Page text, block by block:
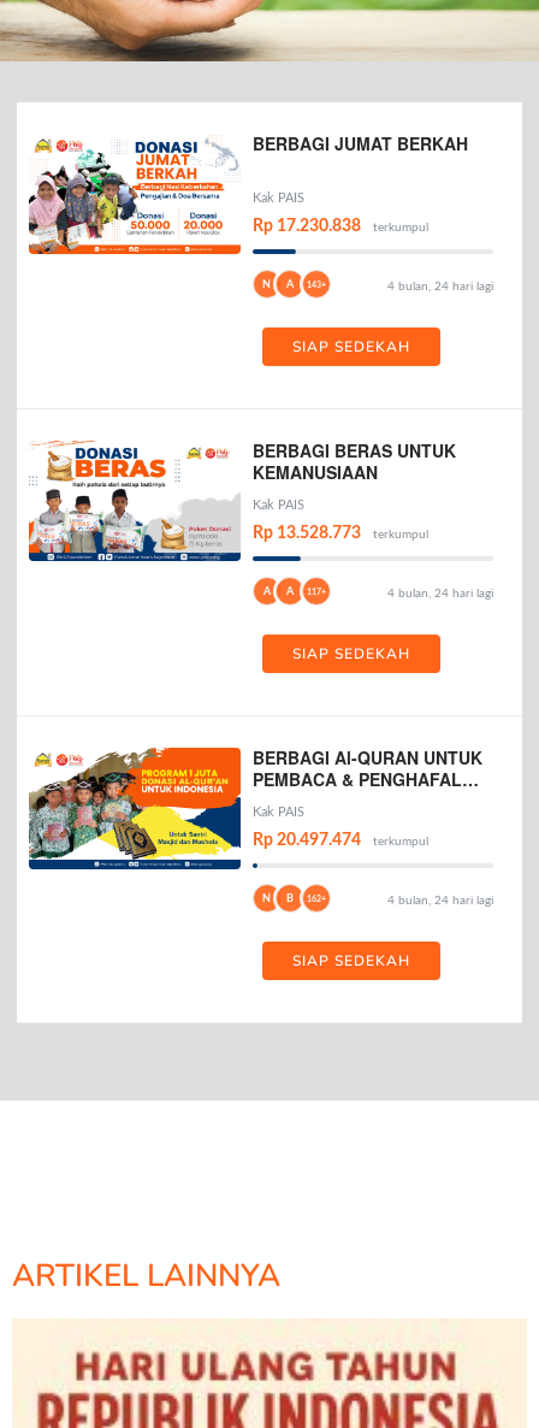
BERBAGI JUMAT BERKAH
Kak PAIS
Rp 17.230.838 terkumpul
N A 143+ 4 bulan, 24 hari lagi
SIAP SEDEKAH
BERBAGI BERAS UNTUK
KEMANUSIAAN
Kak PAIS
Rp 13.528.773 terkumpul
A A 117+ 4 bulan, 24 hari lagi
SIAP SEDEKAH
BERBAGI Al-QURAN UNTUK
PEMBACA & PENGHAFAL
AL-QURAN
Kak PAIS
Rp 20.497.474 terkumpul
N B 162+ 4 bulan, 24 hari lagi
SIAP SEDEKAH
ARTIKEL LAINNYA